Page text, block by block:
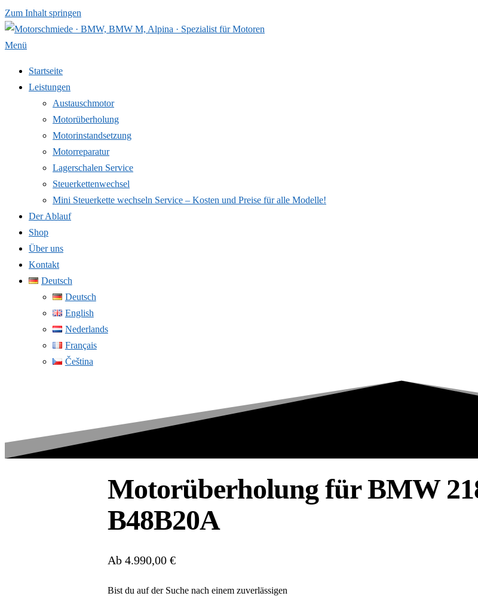
Zum Inhalt springen
Menü
Startseite
Leistungen
Austauschmotor
Motorüberholung
Motorinstandsetzung
Motorreparatur
Lagerschalen Service
Steuerkettenwechsel
Mini Steuer­kette wechseln Service – Kosten und Preise für alle Modelle!
Der Ablauf
Shop
Über uns
Kontakt
Deutsch
Deutsch
English
Nederlands
Français
Čeština
Motorüberholung für BMW
B48B20A
Ab 4.990,00 €
Bist du auf der Suche nach einem zuverlässigen